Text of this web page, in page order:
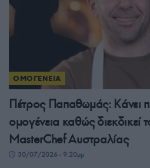
ΟΜΟΓΕΝΕΙΑ
Πέτρος Παπαθωμάς: Κάνει
ομογένεια καθώς διεκδικεί
MasterChef Αυστραλίας
30/07/2026 - 9:20μμ